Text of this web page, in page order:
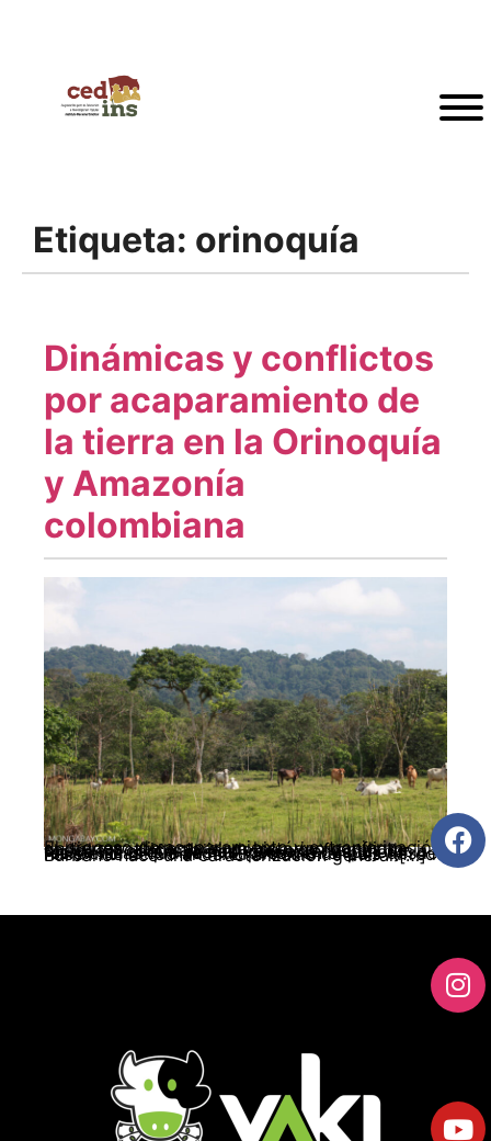
Etiqueta: orinoquía
Dinámicas y conflictos
por acaparamiento de
la tierra en la Orinoquía
y Amazonía
colombiana
El proceso de acaparamiento y extranjerización de tierras, alimenta el ya histórico conflicto social y político,abriendo nuevos frentes de choque y conflictividad, que extenderán hacia el futuro las dinámicas de violencia,despojo y resistencias que se multiplican en el país desde hace más de 50 años. El artículo de Luis Alfredo Burbano hace una caracterización general […]